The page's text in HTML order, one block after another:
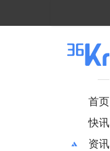
首页
快讯
资讯